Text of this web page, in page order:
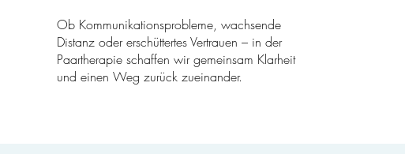
Ob Kommunikationsprobleme, wachsende
Distanz oder erschüttertes Vertrauen – in der
Paartherapie schaffen wir gemeinsam Klarheit
und einen Weg zurück zueinander.